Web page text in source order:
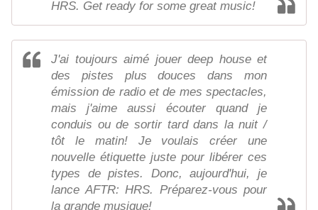
HRS. Get ready for some great music!
J'ai toujours aimé jouer deep house et
des pistes plus douces dans mon
émission de radio et de mes spectacles,
mais j'aime aussi écouter quand je
conduis ou de sortir tard dans la nuit /
tôt le matin! Je voulais créer une
nouvelle étiquette juste pour libérer ces
types de pistes. Donc, aujourd'hui, je
lance AFTR: HRS. Préparez-vous pour
la grande musique!